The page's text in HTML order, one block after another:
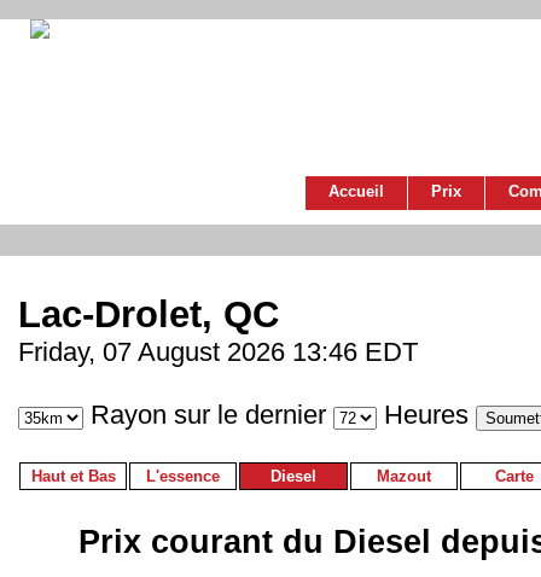
Accueil Prix
Lac-Drolet, QC
Friday, 07 August 2026 13:46 EDT
Rayon sur le dernier Heures
Haut et Bas L'essence Diesel Mazout Carte
Prix courant du Diesel